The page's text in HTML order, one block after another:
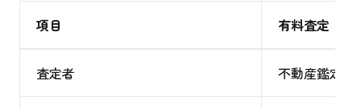
項目 有料査定（不
査定者 不動産鑑定士